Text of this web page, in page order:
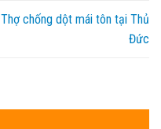
Thợ chống dột mái tôn tại Thủ
Đức